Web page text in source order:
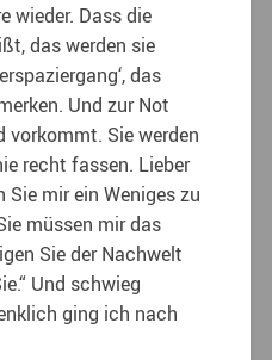
wieder. Dass die
das werden sie
das
Und zur Not
vorkommt. Sie werden
recht fassen. Lieber
Sie mir ein Weniges zu
müssen mir das
Sie der Nachwelt
Und schwieg
ging ich nach